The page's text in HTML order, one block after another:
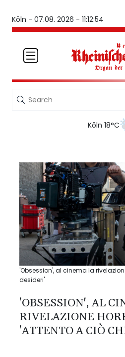
Köln - 07.08. 2026 - 11:12:55
Köln 18°C
'Obsession', al cinema la
desideri'
'OBSESSION', AL
RIVELAZIONE
'ATTENTO A CIÒ